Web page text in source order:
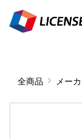
全商品 メー